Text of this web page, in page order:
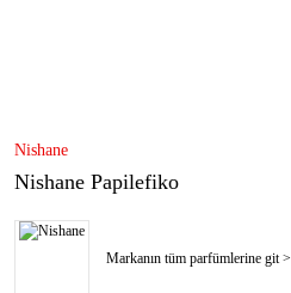
Nishane
Nishane Papilefiko
Markanın tüm parfümlerine git >